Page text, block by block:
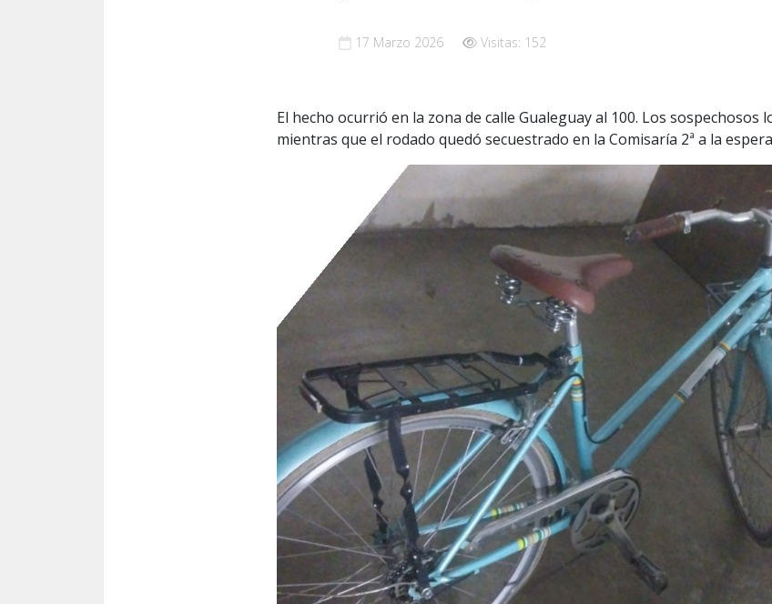
17 Marzo 2026 Visitas: 152
El hecho ocurrió en la zona de calle Gualeguay al 100. Los sospechosos
mientras que el rodado quedó secuestrado en la Comisaría 2ª a la